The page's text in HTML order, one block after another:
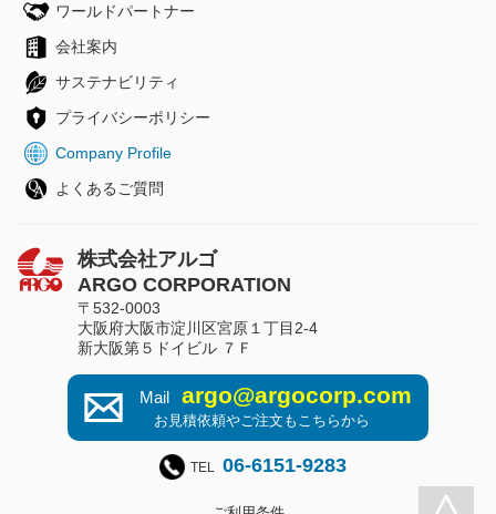
ワールドパートナー
会社案内
サステナビリティ
プライバシーポリシー
Company Profile
よくあるご質問
株式会社アルゴ
ARGO CORPORATION
〒532-0003
大阪府大阪市淀川区宮原１丁目2-4
新大阪第５ドイビル ７Ｆ
Mail argo@argocorp.com
お見積依頼やご注文もこちらから
TEL 06-6151-9283